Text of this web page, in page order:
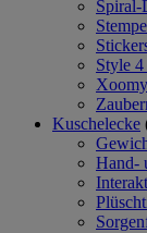
Spiral-
Style
Xoomy
Kuschelecke
Hand-